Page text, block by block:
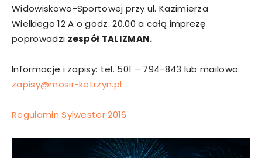
Widowiskowo-Sportowej przy ul. Kazimierza
Wielkiego 12 A o godz. 20.00 a całą imprezę
poprowadzi zespół TALIZMAN.
Informacje i zapisy: tel. 501 – 794-843 lub mailowo:
zapisy@mosir-ketrzyn.pl
Regulamin Sylwester 2016